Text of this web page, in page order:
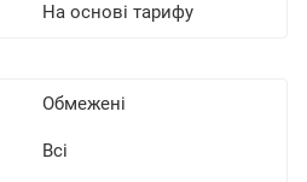
На основі тарифу
Обмежені
Всі